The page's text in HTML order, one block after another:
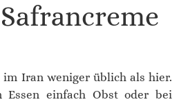
im Iran weniger üblich als hier.
einfach Obst oder bei